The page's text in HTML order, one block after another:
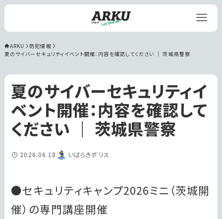
ARKU
防犯情報
夏のサイバーセキュリティイベント開催：内容を確認してください ｜ 茨城県警察
夏のサイバーセキュリティイ
ベント開催：内容を確認して
ください ｜ 茨城県警察
2026.06.18 いばらきポリス
●セキュリティキャンプ2026ミニ（茨城開
催）の専門講座開催